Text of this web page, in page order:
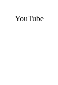
YouTube